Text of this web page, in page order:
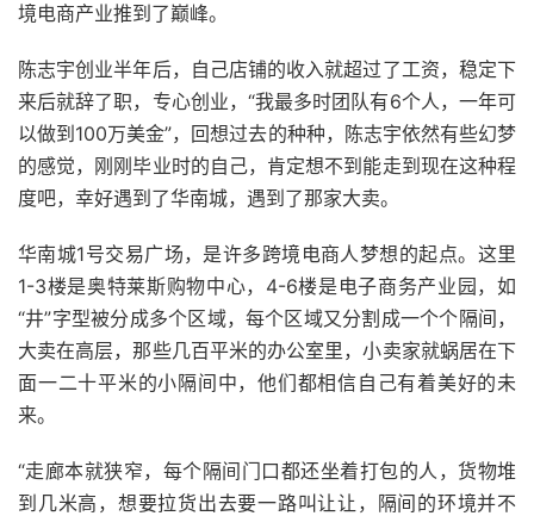
境电商产业推到了巅峰。
陈志宇创业半年后，自己店铺的收入就超过了工资，稳定下
来后就辞了职，专心创业，“我最多时团队有6个人，一年可
以做到100万美金”，回想过去的种种，陈志宇依然有些幻梦
的感觉，刚刚毕业时的自己，肯定想不到能走到现在这种程
度吧，幸好遇到了华南城，遇到了那家大卖。
华南城1号交易广场，是许多跨境电商人梦想的起点。这里
1-3楼是奥特莱斯购物中心，4-6楼是电子商务产业园，如
“井”字型被分成多个区域，每个区域又分割成一个个隔间，
大卖在高层，那些几百平米的办公室里，小卖家就蜗居在下
面一二十平米的小隔间中，他们都相信自己有着美好的未
来。
“走廊本就狭窄，每个隔间门口都还坐着打包的人，货物堆
到几米高，想要拉货出去要一路叫让让，隔间的环境并不